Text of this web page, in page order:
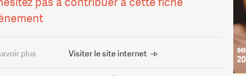
plus Visiter le site internet